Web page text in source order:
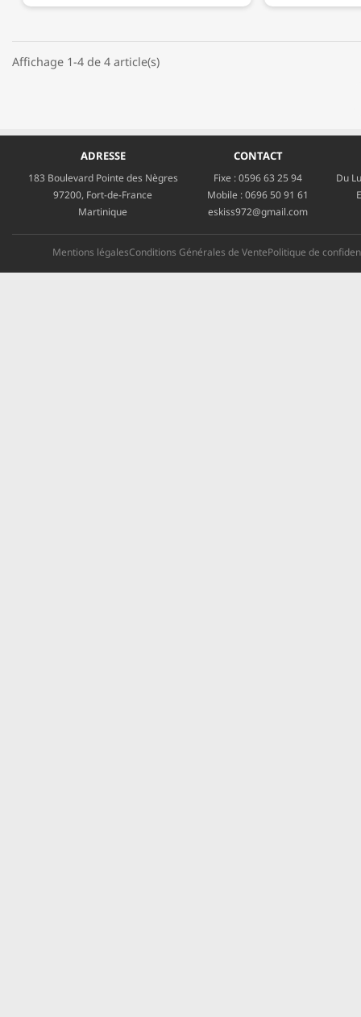
Affichage 1-4 de 4 article(s)
ADRESSE
183 Boulevard Pointe des Nègres
97200, Fort-de-France
Martinique
CONTACT
Fixe :0596 63 25 94
Mobile :0696 50 91 61
eskiss972@gmail.com
Du
Mentions légalesConditions Générales de VentePolitique de